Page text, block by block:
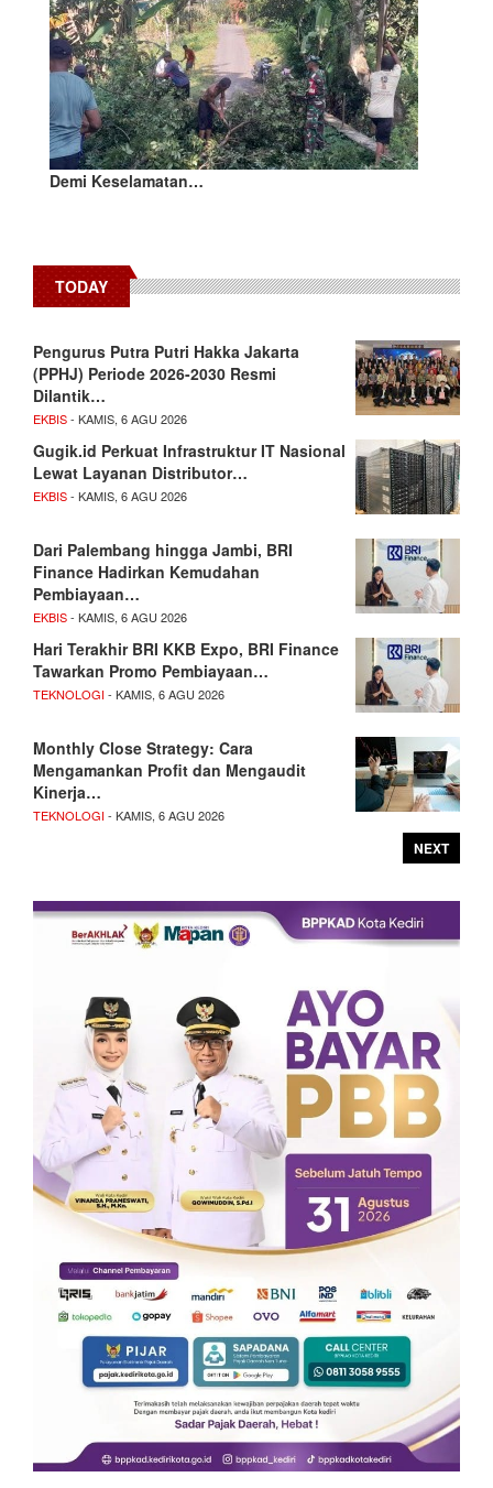
Demi Keselamatan…
TODAY
Pengurus Putra Putri Hakka Jakarta
(PPHJ) Periode 2026-2030 Resmi
Dilantik…
EKBIS- KAMIS, 6 AGU 2026
Gugik.id Perkuat Infrastruktur IT Nasional
Lewat Layanan Distributor…
EKBIS- KAMIS, 6 AGU 2026
Dari Palembang hingga Jambi, BRI
Finance Hadirkan Kemudahan
Pembiayaan…
EKBIS- KAMIS, 6 AGU 2026
Hari Terakhir BRI KKB Expo, BRI Finance
Tawarkan Promo Pembiayaan…
TEKNOLOGI- KAMIS, 6 AGU 2026
Monthly Close Strategy: Cara
Mengamankan Profit dan Mengaudit
Kinerja…
TEKNOLOGI- KAMIS, 6 AGU 2026
NEXT